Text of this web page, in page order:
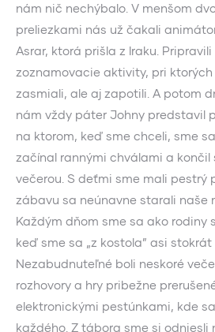
nám nič nechýbalo. V menšom
preliezkami nás už čakali
Asrar, ktorá prišla z Iraku.
zoznamovacie aktivity, pri ktorých
zasmiali, ale aj zapotili. A potom
nám vždy páter Johny predstavil
na ktorom, keď sme chceli, sme
začínal rannými chválami a končil
večerou. S deťmi sme mali pestrý
zábavu sa neúnavne starali naše
Každým dňom sme sa ako rodiny
keď sme sa „z kostola” asi stokrát
Nezabudnuteľné boli neskoré
rozhovory a hry pribežne
elektronickými pestúnkami, kde
každého. Z tábora sme si odniesli